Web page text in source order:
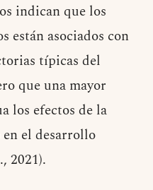
indican que los
están asociados con
típicas del
que una mayor
los efectos de la
el desarrollo
2021).